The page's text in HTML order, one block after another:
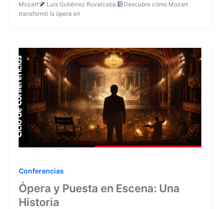
Mozart
Luis Gutiérrez Ruvalcaba
Descubre cómo Mozart
transformó la ópera en
Conferencias
Ópera y Puesta en Escena: Una
Historia